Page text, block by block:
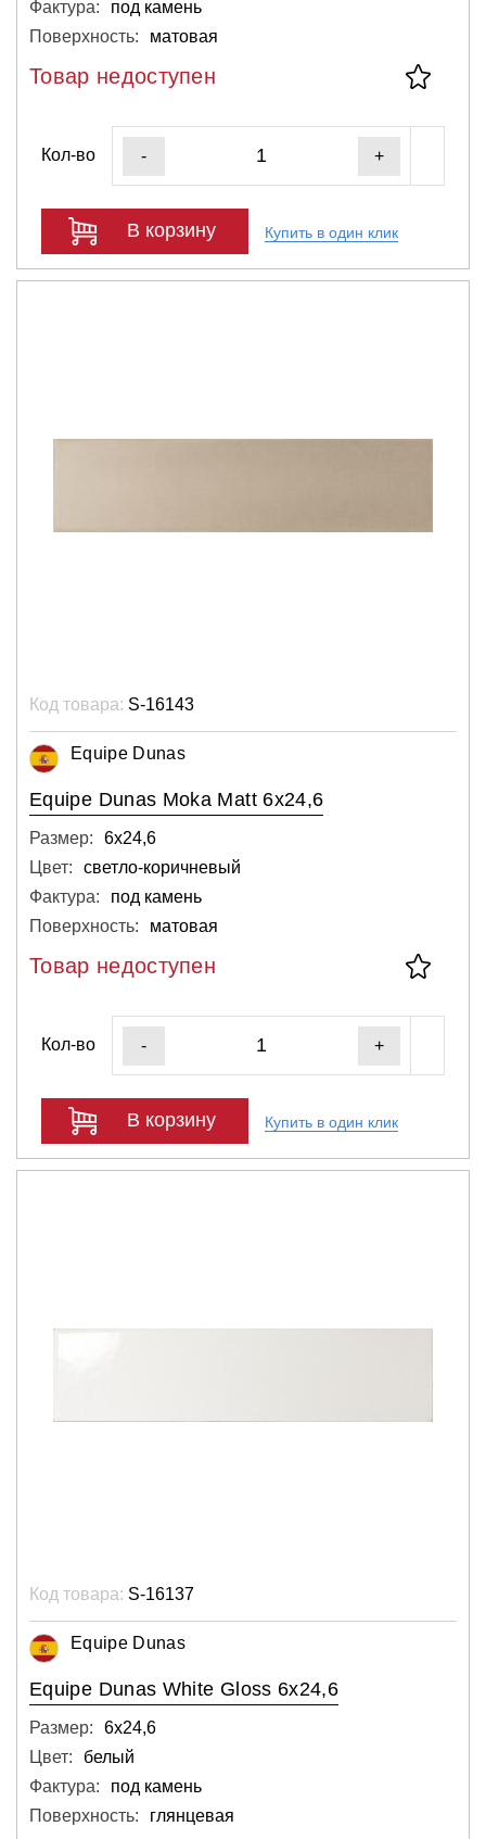
Фактура:
под камень
Поверхность:
матовая
Товар недоступен
Кол-во - +
В корзину Купить в один клик
Код товара: S-16143
Equipe Dunas
Equipe Dunas Moka Matt 6x24,6
Размер:
6х24,6
Цвет:
светло-коричневый
Фактура:
под камень
Поверхность:
матовая
Товар недоступен
Кол-во - +
В корзину Купить в один клик
Код товара: S-16137
Equipe Dunas
Equipe Dunas White Gloss 6x24,6
Размер:
6х24,6
Цвет:
белый
Фактура:
под камень
Поверхность:
глянцевая